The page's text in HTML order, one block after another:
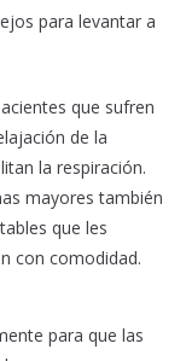
para levantar a
que sufren
de la
la respiración.
mayores también
que les
con comodidad.
para que las